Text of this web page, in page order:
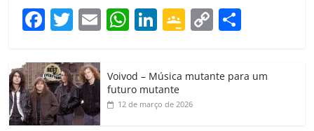
F
c
e
b
T
itt
er
E
ai
W
at
s
A
Li
k
e
dI
G
gl
e
C
y p
Voivod – Música mutante para um
futuro mutante
12 de março de 2026